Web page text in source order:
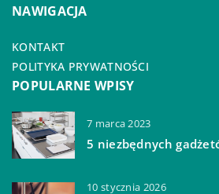
NAWIGACJA
KONTAKT
POLITYKA PRYWATNOŚCI
POPULARNE WPISY
7 marca 2023
5 niezbędnych
10 stycznia 2026